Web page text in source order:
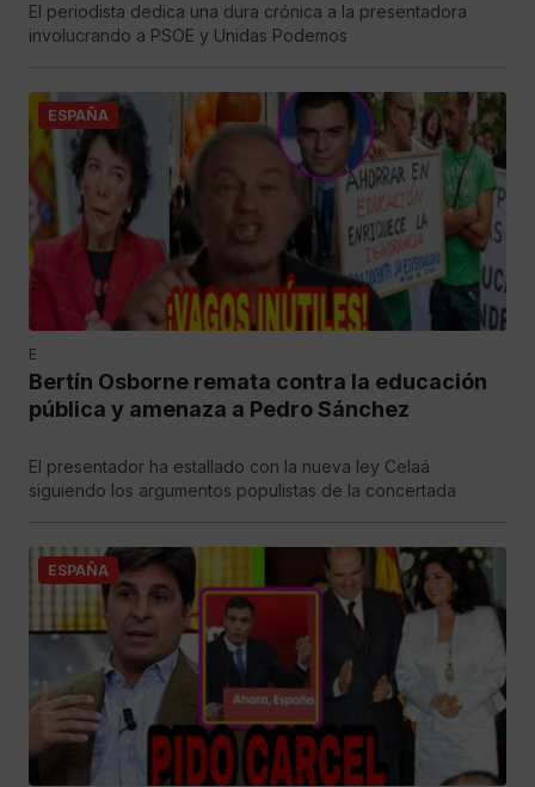
El periodista dedica una dura crónica a la presentadora
involucrando a PSOE y Unidas Podemos
ESPAÑA
E
Bertín Osborne remata contra la educación
pública y amenaza a Pedro Sánchez
El presentador ha estallado con la nueva ley Celaá
siguiendo los argumentos populistas de la concertada
ESPAÑA